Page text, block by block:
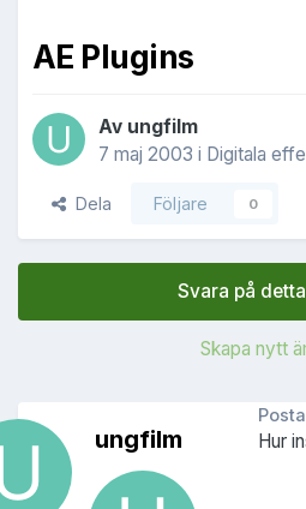
AE Plugins
Av ungfilm
7 maj 2003 i Digitala
Dela Följare 0
Svara på
Skapa nytt
ungfilm Hur